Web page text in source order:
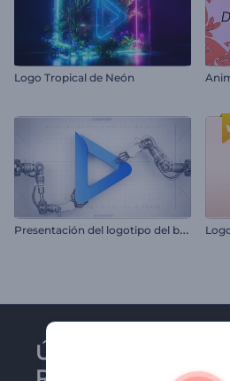
Logo Tropical de Neón
P
resentación del logotipo del brazo robótico
Únase al boletín